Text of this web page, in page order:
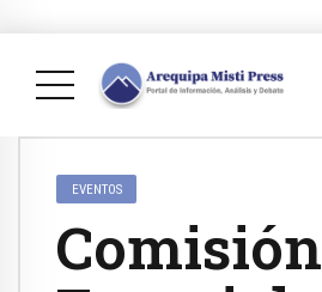
EVENTOS
Comisión